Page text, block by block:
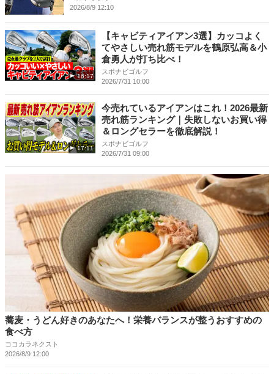
2026/8/9 12:10
16:17
【キャビティアイアン3選】カッコよく
てやさしい売れ筋モデルを鶴原弘高＆小
倉勇人が打ち比べ！
スポナビゴルフ
2026/7/31 10:00
17:11
今売れているアイアンはこれ！2026最新
売れ筋ランキング｜失敗しないお買い得
＆ロングセラーを徹底解説！
スポナビゴルフ
2026/7/31 09:00
蕎麦・うどん好きのあなたへ！栄養バランスが整うおすすめの
食べ方
ココカラネクスト
2026/8/9 12:00